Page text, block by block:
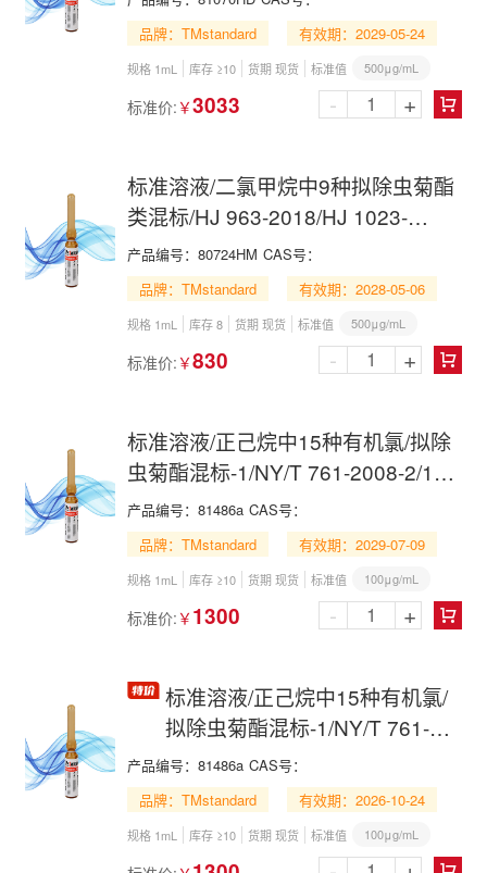
Mix in Acetone
品牌：TMstandard
有效期：2029-05-24
规格 1mL 库存 ≥10 货期 现货 标准值 500μg/mL
标准价: ￥3033 
- +
标准溶液/二氯甲烷中9种拟除虫菊酯
类混标/HJ 963-2018/HJ 1023-
2019/9 Pyrethroid Mix in
Dichloromethane
产品编号： 80724HM CAS号：
品牌：TMstandard
有效期：2028-05-06
规格 1mL 库存 8 货期 现货 标准值 500μg/mL
标准价: ￥830 
- +
标准溶液/正己烷中15种有机氯/拟除
虫菊酯混标-1/NY/T 761-2008-2/15
Organochlorine and Pyrethroid Mix
in n-Hexane
产品编号： 81486a CAS号：
品牌：TMstandard
有效期：2029-07-09
规格 1mL 库存 ≥10 货期 现货 标准值 100μg/mL
标准价: ￥ 1300 
- +
标准溶液/正己烷中15种有机氯/
拟除虫菊酯混标-1/NY/T 761-
2008-2/15 Organochlorine and
Pyrethroid Mix in n-Hexane
产品编号： 81486a CAS号：
品牌：TMstandard
有效期：2026-10-24
规格 1mL 库存 ≥10 货期 现货 标准值 100μg/mL